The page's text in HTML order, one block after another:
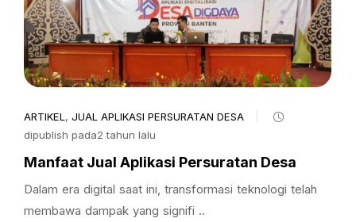
ARTIKEL , JUAL APLIKASI PERSURATAN DESA
dipublish pada2 tahun lalu
Manfaat Jual Aplikasi Persuratan Desa
Dalam era digital saat ini, transformasi teknologi telah
membawa dampak yang signifi ..